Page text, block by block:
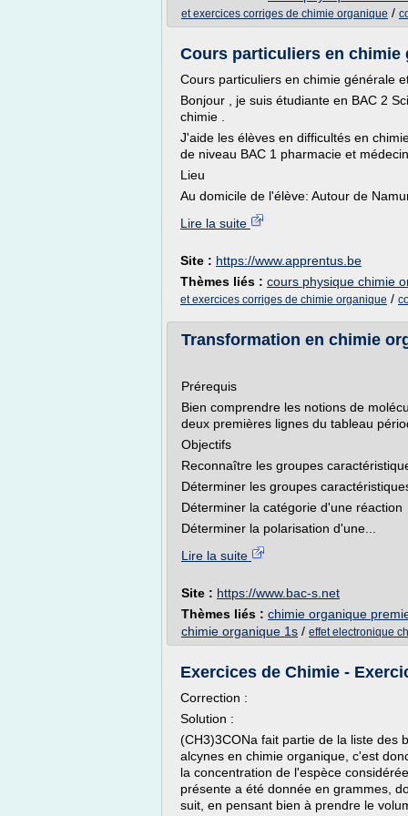
et exercices corriges de chimie organique /
Cours particuliers en chimie
Cours particuliers en chimie générale
Bonjour , je suis étudiante en BAC 2
chimie .
J'aide les élèves en difficultés en
de niveau BAC 1 pharmacie et
Lieu
Au domicile de l'élève: Autour de
Lire la suite
Site : https://www.apprentus.be
Thèmes liés : cours physique chimie
et exercices corriges de chimie organique /
Transformation en chimie
Prérequis
Bien comprendre les notions de
deux premières lignes du tableau
Objectifs
Reconnaître les groupes
Déterminer les groupes
Déterminer la catégorie d'une réaction
Déterminer la polarisation d'une...
Lire la suite
Site : https://www.bac-s.net
Thèmes liés : chimie organique
chimie organique 1s / effet electronique
Exercices de Chimie -
Correction :
Solution :
(CH3)3CONa fait partie de la liste des
alcynes en chimie organique, c'est
la concentration de l'espèce
présente a été donnée en grammes,
suit, en pensant bien à prendre le